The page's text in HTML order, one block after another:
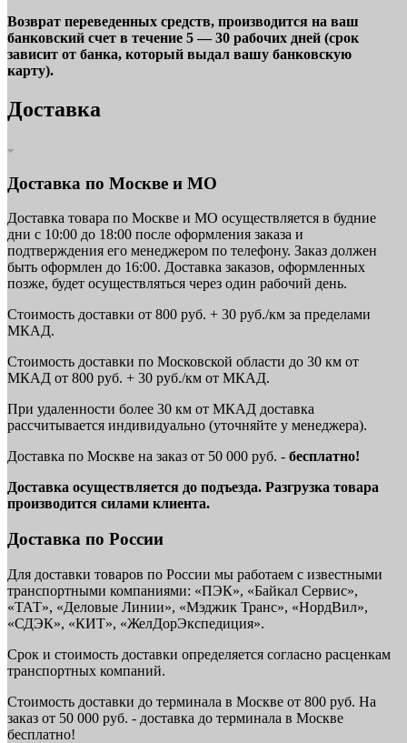
Возврат переведенных средств, производится на ваш
банковский счет в течение 5 — 30 рабочих дней (срок
зависит от банка, который выдал вашу банковскую
карту).
Доставка
Доставка по Москве и МО
Доставка товара по Москве и МО осуществляется в будние
дни с 10:00 до 18:00 после оформления заказа и
подтверждения его менеджером по телефону. Заказ должен
быть оформлен до 16:00. Доставка заказов, оформленных
позже, будет осуществляться через один рабочий день.
Стоимость доставки от 800 руб. + 30 руб./км за пределами
МКАД.
Стоимость доставки по Московской области до 30 км от
МКАД от 800 руб. + 30 руб./км от МКАД.
При удаленности более 30 км от МКАД доставка
рассчитывается индивидуально (уточняйте у менеджера).
Доставка по Москве на заказ от 50 000 руб. - бесплатно!
Доставка осуществляется до подъезда. Разгрузка товара
производится силами клиента.
Доставка по России
Для доставки товаров по России мы работаем с известными
транспортными компаниями: «ПЭК», «Байкал Сервис»,
«ТАТ», «Деловые Линии», «Мэджик Транс», «НордВил»,
«СДЭК», «КИТ», «ЖелДорЭкспедиция».
Срок и стоимость доставки определяется согласно расценкам
транспортных компаний.
Стоимость доставки до терминала в Москве от 800 руб. На
заказ от 50 000 руб. - доставка до терминала в Москве
бесплатно!